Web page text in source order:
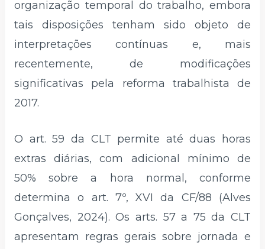
organização temporal do trabalho, embora
tais disposições tenham sido objeto de
interpretações contínuas e, mais
recentemente, de modificações
significativas pela reforma trabalhista de
2017.
O art. 59 da CLT permite até duas horas
extras diárias, com adicional mínimo de
50% sobre a hora normal, conforme
determina o art. 7º, XVI da CF/88 (Alves
Gonçalves, 2024). Os arts. 57 a 75 da CLT
apresentam regras gerais sobre jornada e